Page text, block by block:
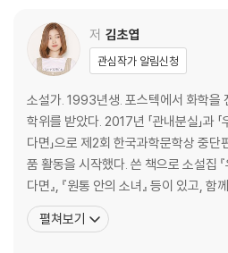
저 김초엽
관심작가 알림신청
소설가. 1993년생. 포스텍에서 화학을
학위를 받았다. 2017년 「관내분실」과
다면」으로 제2회 한국과학문학상 중
품 활동을 시작했다. 쓴 책으로 소설집
다면』, 『원통 안의 소녀』 등이 있고, 함
가 있고, 여러 앤솔러지에 참여했다.
문학동네 젊은작가상을 수상했다.
펼쳐보기